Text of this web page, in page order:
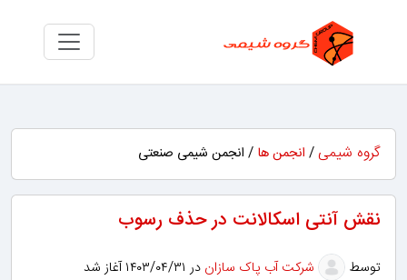
گروه شیمی / انجمن ها / انجمن شیمی صنعتی
نقش آنتی اسکالانت در حذف رسوب
توسط شرکت آب پاک سازان در ۱۴۰۳/۰۴/۳۱ آغاز شد